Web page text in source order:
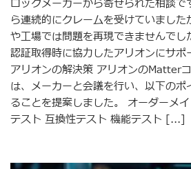
ロックメーカーから寄せられた相談
ら連続的にクレームを受けていまし
や工場では問題を再現できませんで
認証取得時に協力したアリオンにサポ
アリオンの解決策 アリオンのMatter
は、メーカーと会議を行い、以下の
ることを提案しました。 オーダーメ
テスト 互換性テスト 機能テスト [...]